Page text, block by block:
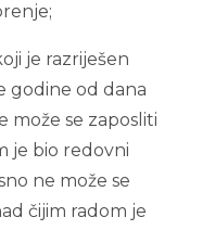
je razriješen
godine od dana
može se zaposliti
je bio redovni
ne može se
čijim radom je